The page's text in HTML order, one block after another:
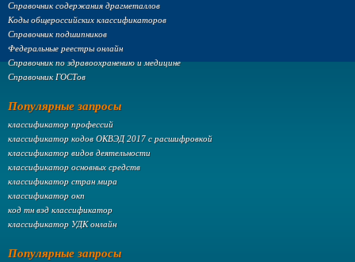
Справочник содержания драгметаллов
Коды общероссийских классификаторов
Справочник подшипников
Федеральные реестры онлайн
Справочник по здравоохранению и медицине
Справочник ГОСТов
Популярные запросы
классификатор профессий
классификатор кодов ОКВЭД 2017 с расшифровкой
классификатор видов деятельности
классификатор основных средств
классификатор стран мира
классификатор окп
код тн вэд классификатор
классификатор УДК онлайн
Популярные запросы